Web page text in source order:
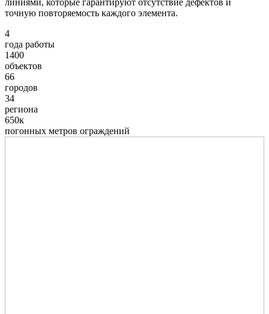
точную повторяемость каждого элемента.
4
года работы
1400
объектов
66
городов
34
региона
650к
погонных метров ограждений